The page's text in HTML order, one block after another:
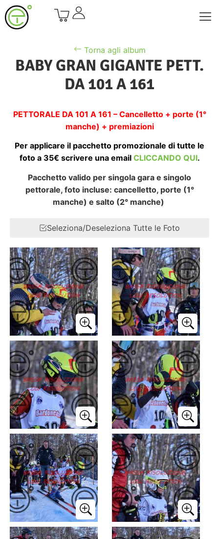
Torna agli album
BABY GRAN GIGANTE PETT.
DA 101 A 161
PETTORALE DA 101 A 161 – Cancelletto + porte (1°
manche) + premiazioni
Per applicare il pacchetto promozionale di tutte le
foto a 35€ scrivere una email CLICCANDO QUI.
Pacchetto valido per singola gara e singolo
pettorale, foto incluse: cancelletto, porte (1°
manche) e salto (2° manche)
Seleziona/Deseleziona Tutte le Foto